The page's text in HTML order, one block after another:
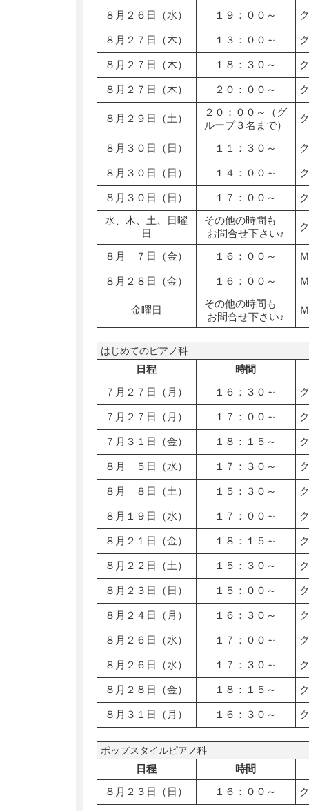
８月２６日（水） １９：００～
８月２７日（木） １３：００～
８月２７日（木） １８：３０～
８月２７日（木） ２０：００～
８月２９日（土）
２０：００～（グ
ループ３名まで）
８月３０日（日） １１：３０～
８月３０日（日） １４：００～
８月３０日（日） １７：００～
水、木、土、日曜
日
その他の時間も
お問合せ下さい♪
８月 ７日（金） １６：００～
８月２８日（金） １６：００～
金曜日
その他の時間も
お問合せ下さい♪
はじめてのピアノ科
日程
時間
７月２７日（月）
１６：３０～
７月２７日（月） １７：００～
７月３１日（金） １８：１５～
８月 ５日（水） １７：３０～
８月 ８日（土） １５：３０～
８月１９日（水） １７：００～
８月２１日（金） １８：１５～
８月２２日（土） １５：３０～
８月２３日（日） １５：００～
８月２４日（月） １６：３０～
８月２６日（水） １７：００～
８月２６日（水） １７：３０～
８月２８日（金） １８：１５～
８月３１日（月） １６：３０～
ポップスタイルピアノ科
日程
時間
８月２３日（日）
１６：００～